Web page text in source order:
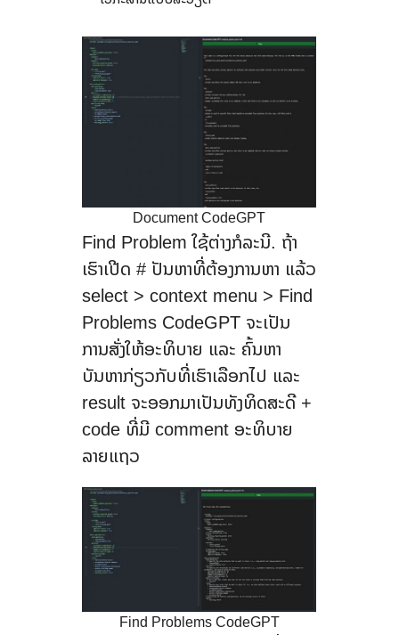
Document CodeGPT
Find Problem ໃຊ້ຕ່າງກໍລະນີ. ຖ້າ
ເຮົາເປີດ # ປັນຫາທີ່ຕ້ອງການຫາ ແລ້ວ
select > context menu > Find
Problems CodeGPT ຈະເປັນ
ການສັ່ງໃຫ້ອະທິບາຍ ແລະ ຄົ້ນຫາ
ບັນຫາກ່ຽວກັບທີ່ເຮົາເລືອກໄປ ແລະ
result ຈະອອກມາເປັນທັງທິດສະດີ +
code ທີ່ມີ comment ອະທິບາຍ
ລາຍແຖວ
Find Problems CodeGPT